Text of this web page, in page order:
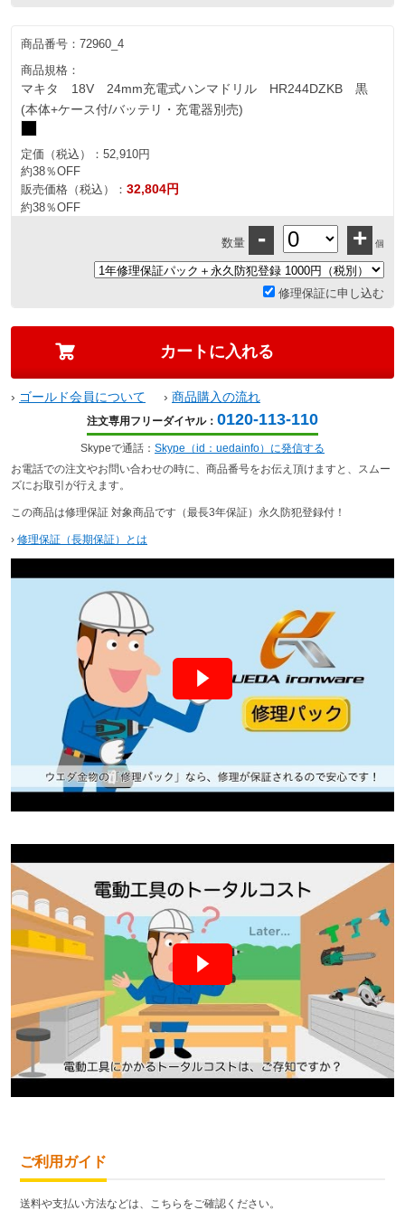
商品番号： 72960_4
商品規格：
マキタ 18V 24mm充電式ハンマドリル HR244DZKB 黒
(本体+ケース付/バッテリ・充電器別売)
定価（税込）： 52,910円
約38％OFF
販売価格（税込）： 32,804円
約38％OFF
数量 - + 個
修理保証に申し込む
› ゴールド会員について › 商品購入の流れ
注文専用フリーダイヤル： 0120-113-110
Skypeで通話： Skype（id：uedainfo）に発信する
お電話での注文やお問い合わせの時に、商品番号をお伝え頂けますと、スムー
ズにお取引が行えます。
この商品は修理保証 対象商品です（最長3年保証）永久防犯登録付！
› 修理保証（長期保証）とは
ご利用ガイド
送料や支払い方法などは、こちらをご確認ください。